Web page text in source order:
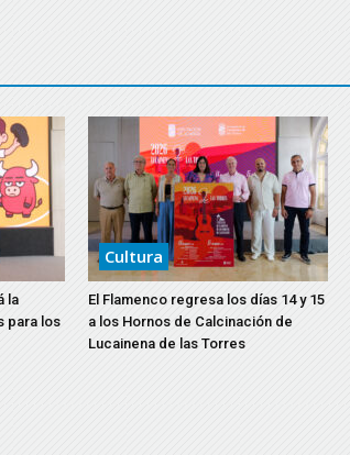
la
para los
Cultura
El Flamenco regresa los días 14 y 15
a los Hornos de Calcinación de
Lucainena de las Torres